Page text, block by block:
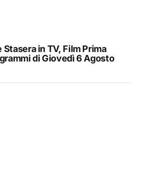
Stasera in TV, Film Prima
di Giovedì 6 Agosto